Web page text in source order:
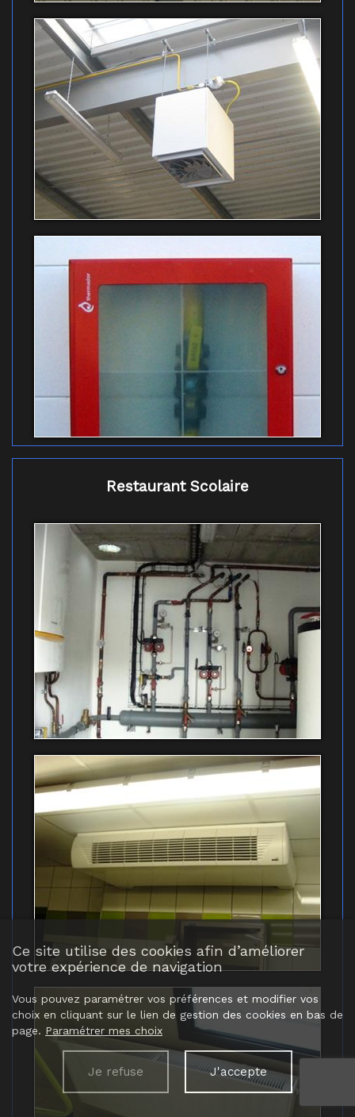
Restaurant Scolaire
Ce site utilise des cookies afin d’améliorer
votre expérience de navigation
Vous pouvez paramétrer vos préférences et modifier vos
choix en cliquant sur le lien de gestion des cookies en bas de
page. Paramétrer mes choix
Je refuse J'accepte